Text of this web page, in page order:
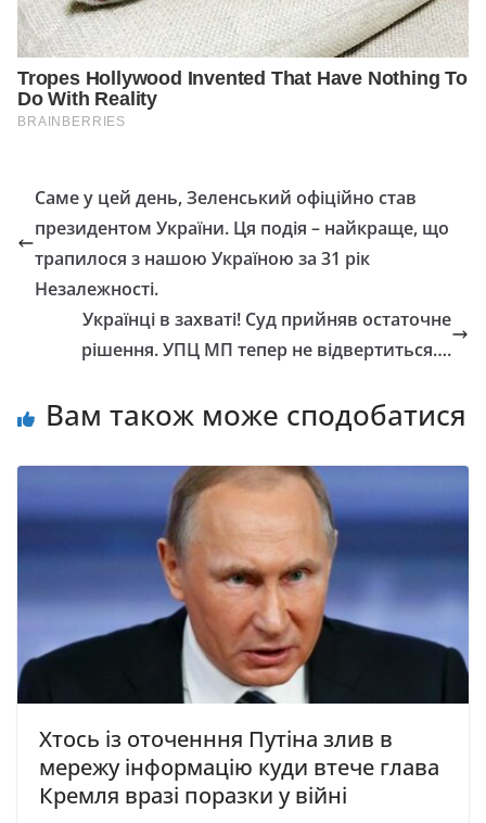
Саме у цей день, Зеленський офіційно став
президентом України. Ця подія – найкраще, що
трапилося з нашою Україною за 31 рік
Незалежності.
Українці в захваті! Суд прийняв остаточне
рішення. УПЦ МП тепер не відвертиться….
Вам також може сподобатися
Хтось із оточенння Путіна злив в
мережу інформацію куди втече глава
Кремля вразі поразки у війні